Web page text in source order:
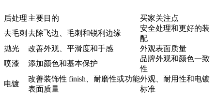
后处理 主要目的
买家关注点
去毛刺 去除飞边、毛刺和锐利边缘
安全处理和更好的装
配
抛光
改善外观、平滑度和手感
外观表面质量
喷漆
添加颜色和基本保护
品牌外观和颜色一致
性
电镀
改善装饰性 finish、耐磨性或功能
表面质量
外观、耐用性和电镀
标准